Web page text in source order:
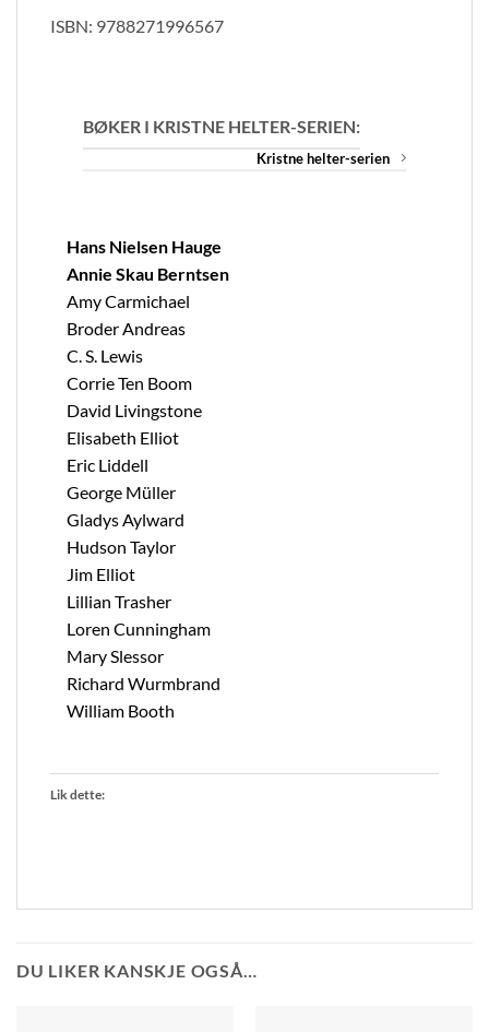
ISBN: 9788271996567
BØKER I KRISTNE HELTER-SERIEN:
Kristne helter-serien
Hans Nielsen Hauge
Annie Skau Berntsen
Amy Carmichael
Broder Andreas
C. S. Lewis
Corrie Ten Boom
David Livingstone
Elisabeth Elliot
Eric Liddell
George Müller
Gladys Aylward
Hudson Taylor
Jim Elliot
Lillian Trasher
Loren Cunningham
Mary Slessor
Richard Wurmbrand
William Booth
Lik dette:
DU LIKER KANSKJE OGSÅ…